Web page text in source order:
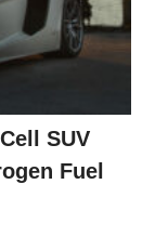
SUV
Fuel